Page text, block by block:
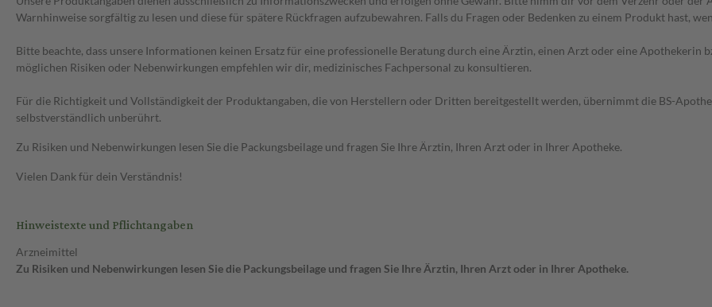
Warnhinweise sorgfältig zu lesen und diese für spätere Rückfragen aufzubewahren. Falls du Fragen oder Bedenken zu einem Produkt hast,
Bitte beachte, dass unsere Informationen keinen Ersatz für eine professionelle Beratung durch eine Ärztin, einen Arzt oder eine Apothekerin
möglichen Risiken oder Nebenwirkungen empfehlen wir dir, medizinisches Fachpersonal zu konsultieren.
Für die Richtigkeit und Vollständigkeit der Produktangaben, die von Herstellern oder Dritten bereitgestellt werden, übernimmt die BS-
selbstverständlich unberührt.
Zu Risiken und Nebenwirkungen lesen Sie die Packungsbeilage und fragen Sie Ihre Ärztin, Ihren Arzt oder in Ihrer Apotheke.
Vielen Dank für dein Verständnis!
Hinweistexte und Pflichtangaben
Arzneimittel
Zu Risiken und Nebenwirkungen lesen Sie die Packungsbeilage und fragen Sie Ihre Ärztin, Ihren Arzt oder in Ihrer Apotheke.